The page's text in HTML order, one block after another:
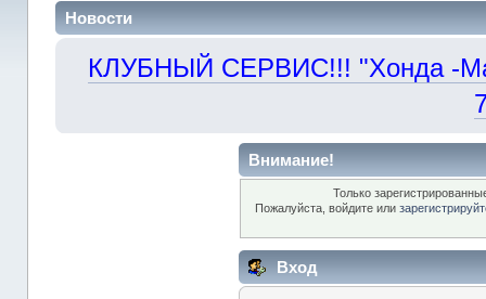
Новости
КЛУБНЫЙ СЕРВИС!!! "Хонда -
Внимание!
Только
Пожалуйста, войдите или
Вход